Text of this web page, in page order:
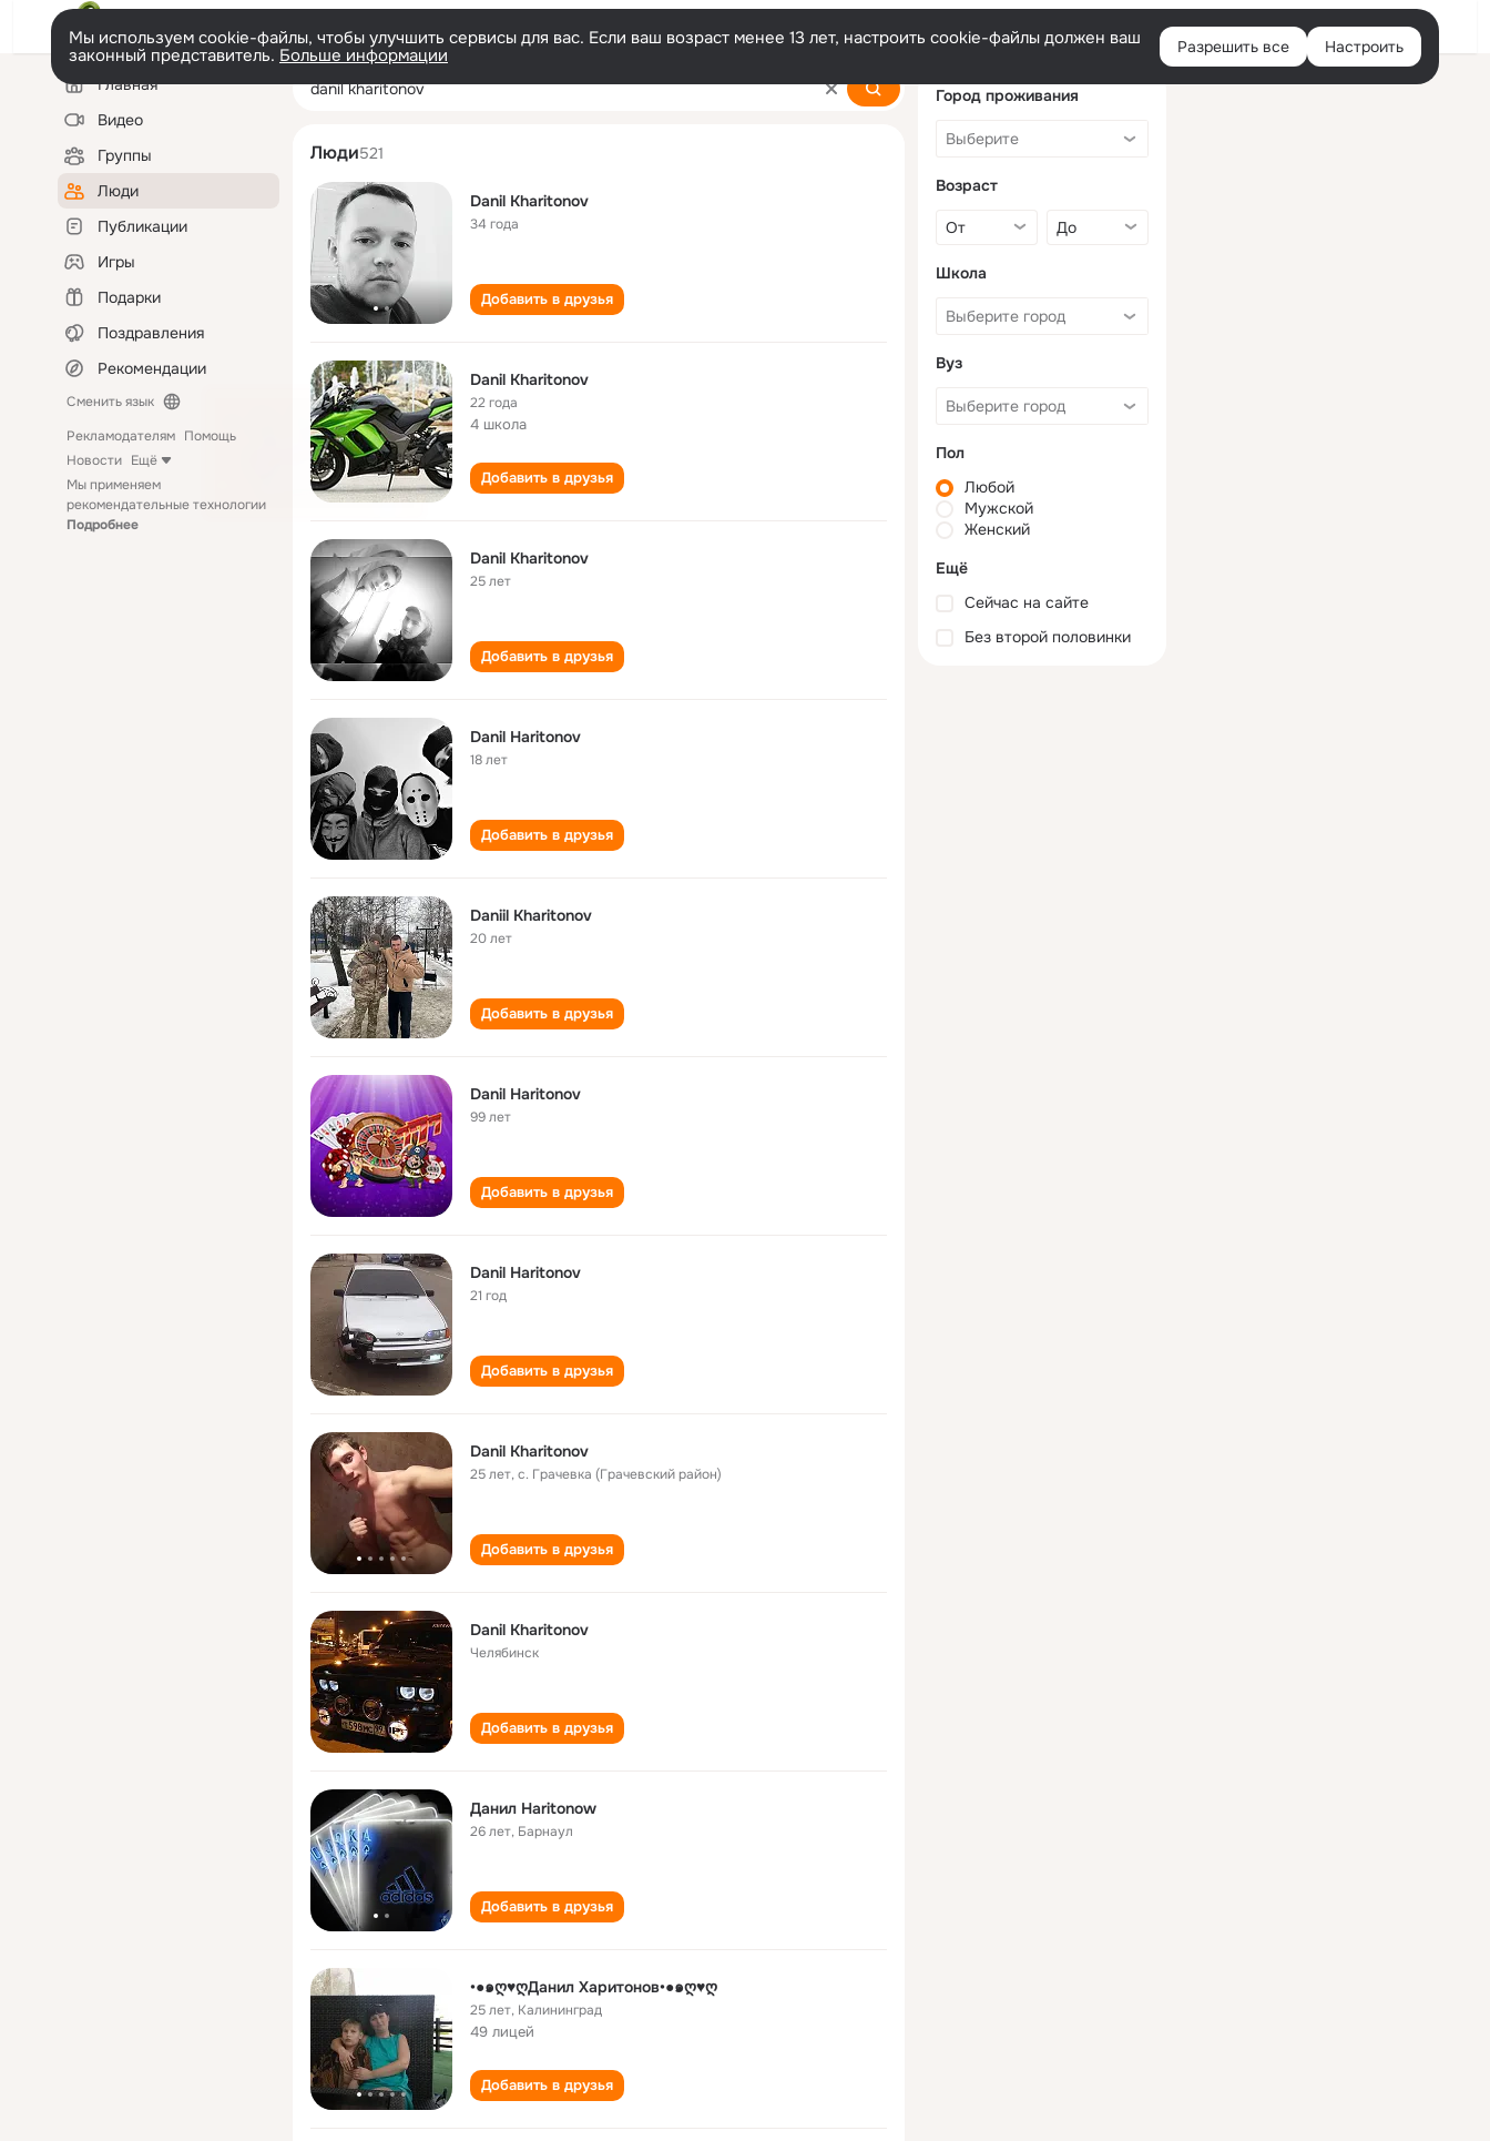
Войти
Мы используем cookie-файлы, чтобы улучшить сервисы для вас. Если ваш возраст менее 13 лет, настроить cookie-файлы должен ваш
законный представитель. Больше информации Разрешить все Настроить
Левая
колонкаГлавная
Видео
Группы
Люди
Публикации
Игры
Подарки
Поздравления
Рекомендации
Сменить язык
Рекламодателям Помощь
Новости Ещё
Мы применяем
рекомендательные технологии
Подробнее
danil kharitonov
Люди521
Danil Kharitonov
34 года
Добавить в друзья
Danil Kharitonov
22 года
4 школа
Добавить в друзья
Danil Kharitonov
25 лет
Добавить в друзья
Danil Haritonov
18 лет
Добавить в друзья
Daniil Kharitonov
20 лет
Добавить в друзья
Danil Haritonov
99 лет
Добавить в друзья
Danil Haritonov
21 год
Добавить в друзья
Danil Kharitonov
25 лет,с. Грачевка (Грачевский район)
Добавить в друзья
Danil Kharitonov
Челябинск
Добавить в друзья
Данил Haritonow
26 лет, Барнаул
Добавить в друзья
•●๑ღ♥ღДанил Харитонов•●๑ღ♥ღ
25 лет, Калининград
49 лицей
Добавить в друзья
Город проживания
Возраст
Школа
Вуз
Пол
Любой
Мужской
Женский
Ещё
Сейчас на сайте
Без второй половинки